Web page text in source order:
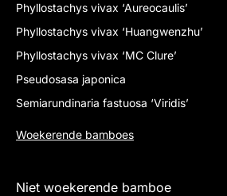
Phyllostachys vivax ‘Aureocaulis’
Phyllostachys vivax ‘Huangwenzhu’
Phyllostachys vivax ‘MC Clure’
Pseudosasa japonica
Semiarundinaria fastuosa ‘Viridis’
Woekerende bamboes
Niet woekerende bamboe